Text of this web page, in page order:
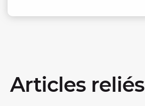
Articles reliés